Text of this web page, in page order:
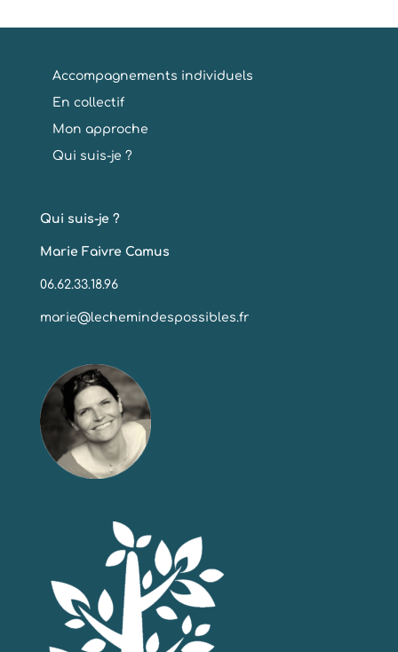
Accompagnements individuels
En collectif
Mon approche
Qui suis-je ?
Qui suis-je ?
Marie Faivre Camus
06.62.33.18.96
marie@lechemindespossibles.fr